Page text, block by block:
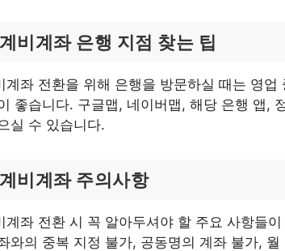
비계좌 은행 지점 찾는 팁
계좌 전환을 위해 은행을 방문하실 때는 영업
좋습니다. 구글맵, 네이버맵, 해당 은행 앱,
실 수 있습니다.
비계좌 주의사항
계좌 전환 시 꼭 알아두셔야 할 주요 사항들
와의 중복 지정 불가, 공동명의 계좌 불가,